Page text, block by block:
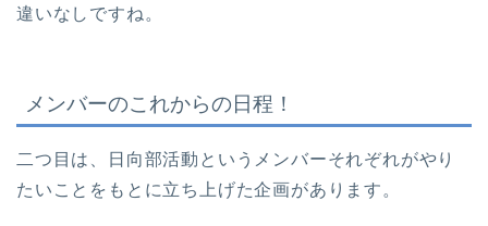
違いなしですね。
メンバーのこれからの日程！
二つ目は、日向部活動というメンバーそれぞれがやり
たいことをもとに立ち上げた企画があります。